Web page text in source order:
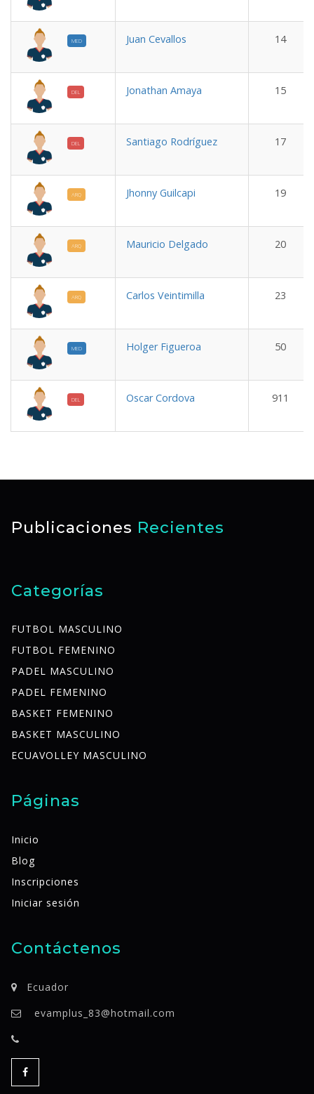
MED Juan Cevallos 14
DEL Jonathan Amaya 15
DEL Santiago Rodríguez 17
ARQ Jhonny Guilcapi 19
ARQ Mauricio Delgado 20
ARQ Carlos Veintimilla 23
MED Holger Figueroa 50
DEL Oscar Cordova 911
Publicaciones Recientes
Categorías
FUTBOL MASCULINO
FUTBOL FEMENINO
PADEL MASCULINO
PADEL FEMENINO
BASKET FEMENINO
BASKET MASCULINO
ECUAVOLLEY MASCULINO
Páginas
Inicio
Blog
Inscripciones
Iniciar sesión
Contáctenos
Ecuador
evamplus_83@hotmail.com